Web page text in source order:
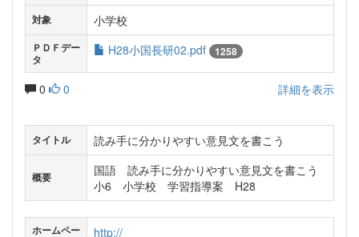
対象 小学校
ＰＤＦデー
タ
H28小国長研02.pdf 1258
0 0 詳細を表示
タイトル 読み手に分かりやすい意見文を書こう
概要
国語 読み手に分かりやすい意見文を書こう
小6 小学校 学習指導案 H28
ホームペー
http://